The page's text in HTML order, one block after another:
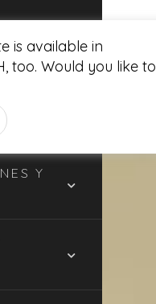
Y
is available in
, too. Would you like to